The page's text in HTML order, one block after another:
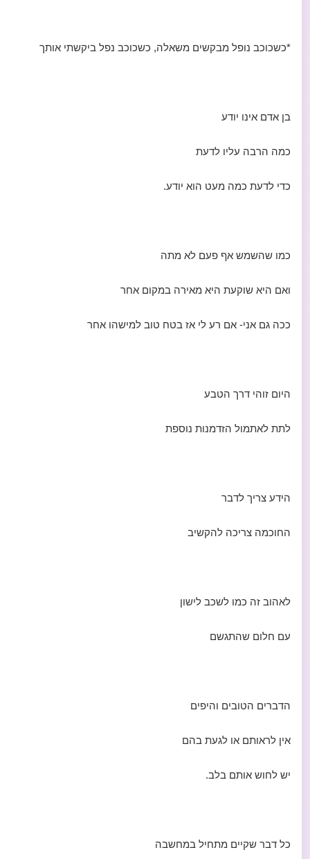
*כשכוכב נופל מבקשים משאלה, כשכוכב נפל ביקשתי אותך
בן אדם אינו יודע
כמה הרבה עליו לדעת
כדי לדעת כמה מעט הוא יודע.
כמו שהשמש אף פעם לא מתה
ואם היא שוקעת היא מאירה במקום אחר
ככה גם אני- אם רע לי אז בטח טוב למישהו אחר
היום זוהי דרך הטבע
לתת לאתמול הזדמנות נוספת
הידע צריך לדבר
החוכמה צריכה להקשיב
לאהוב זה כמו לשכב לישון
עם חלום שהתגשם
הדברים הטובים והיפים
אין לראותם או לגעת בהם
יש לחוש אותם בלב.
כל דבר שקיים מתחיל במחשבה